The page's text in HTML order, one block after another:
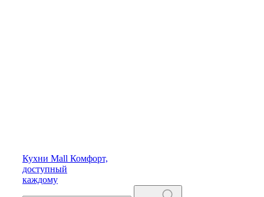
Кухни Mall Комфорт,
доступный
каждому